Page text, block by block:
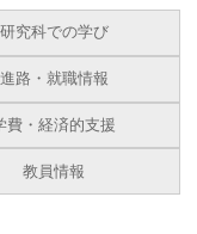
研究科での学び
進路・就職情報
費・経済的支援
教員情報